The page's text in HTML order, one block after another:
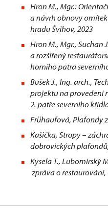
Hron M., Mgr.:
a návrh obnovy
hradu Švihov, 2023
Hron M., Mgr., Suchan
a rozšířený
horního patra
Bušek J., Ing. arch.,
projektu na provedení
2. patře severního
Frühaufová, Plafondy
Kašička, Stropy –
dobrovických
Kysela T., Lubomírský
zpráva o restaurování,